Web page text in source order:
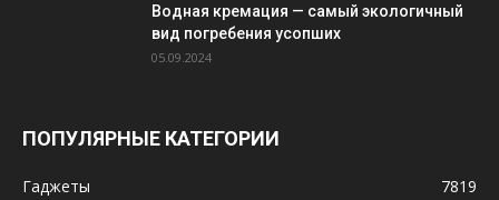
Водная кремация — самый экологичный
вид погребения усопших
05.09.2024
ПОПУЛЯРНЫЕ КАТЕГОРИИ
Гаджеты
7819